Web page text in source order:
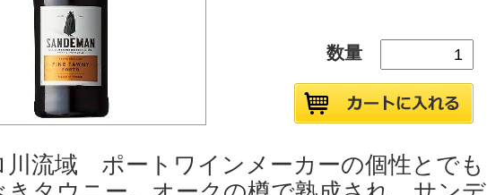
数量
川流域 ポートワインメーカーの個性とでも